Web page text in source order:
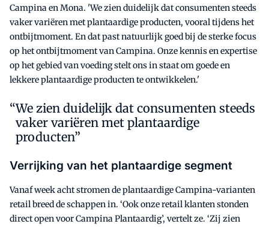
Campina en Mona. 'We zien duidelijk dat consumenten steeds
vaker variëren met plantaardige producten, vooral tijdens het
ontbijtmoment. En dat past natuurlijk goed bij de sterke focus
op het ontbijtmoment van Campina. Onze kennis en expertise
op het gebied van voeding stelt ons in staat om goede en
lekkere plantaardige producten te ontwikkelen.'
We zien duidelijk dat consumenten steeds
vaker variëren met plantaardige
producten”
Verrijking van het plantaardige segment
Vanaf week acht stromen de plantaardige Campina-varianten
retail breed de schappen in. ‘Ook onze retail klanten stonden
direct open voor Campina Plantaardig’, vertelt ze. ‘Zij zien